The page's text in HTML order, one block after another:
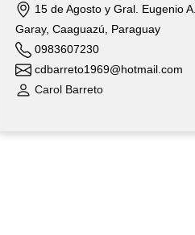
15 de Agosto y Gral. Eugenio A.
Garay, Caaguazú, Paraguay
0983607230
cdbarreto1969@hotmail.com
Carol Barreto